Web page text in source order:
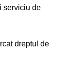
serviciu de
dreptul de